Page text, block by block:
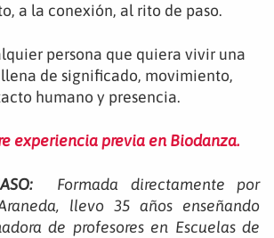
a la conexión, al rito de paso.
persona que quiera vivir una
de significado, movimiento,
humano y presencia.
experiencia previa en Biodanza.
Formada directamente por
llevo 35 años enseñando
de profesores en Escuelas de